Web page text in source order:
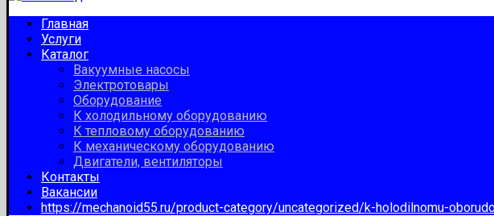
Главная
Услуги
Каталог
Вакуумные насосы
Электротовары
Оборудование
К холодильному оборудованию
К тепловому оборудованию
К механическому оборудованию
Двигатели, вентиляторы
Контакты
Вакансии
https://mechanoid55.ru/product-category/uncategorized/k-holodilnomu-